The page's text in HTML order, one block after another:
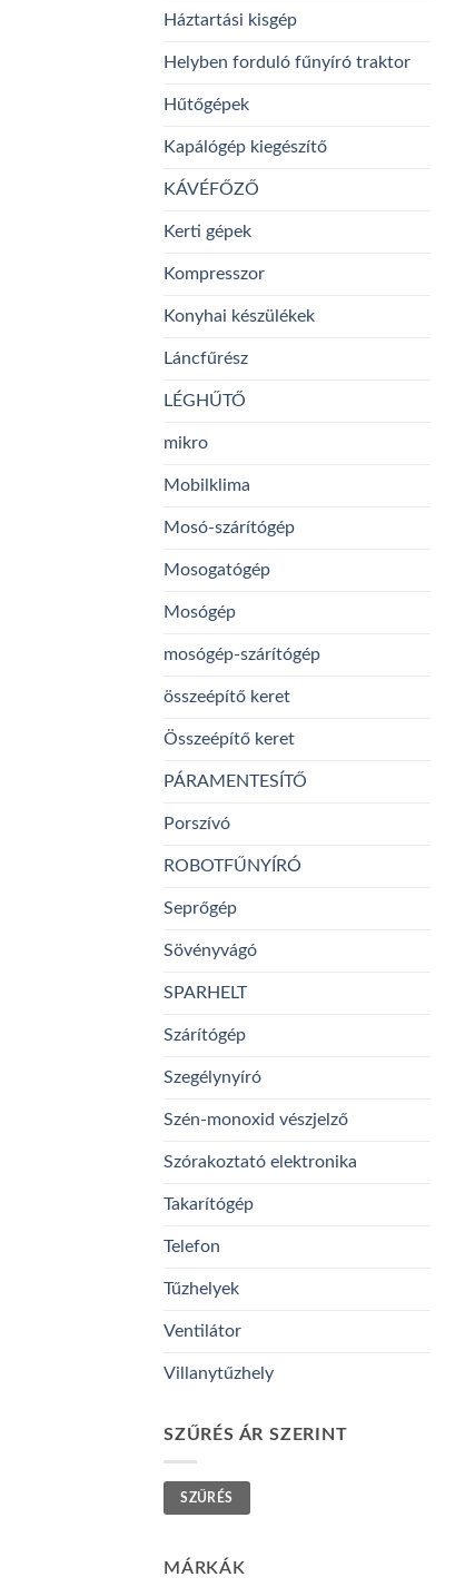
Háztartási kisgép
Helyben forduló fűnyíró traktor
Hűtőgépek
Kapálógép kiegészítő
KÁVÉFŐZŐ
Kerti gépek
Kompresszor
Konyhai készülékek
Láncfűrész
LÉGHŰTŐ
mikro
Mobilklima
Mosó-szárítógép
Mosogatógép
Mosógép
mosógép-szárítógép
összeépítő keret
Összeépítő keret
PÁRAMENTESÍTŐ
Porszívó
ROBOTFŰNYÍRÓ
Seprőgép
Sövényvágó
SPARHELT
Szárítógép
Szegélynyíró
Szén-monoxid vészjelző
Szórakoztató elektronika
Takarítógép
Telefon
Tűzhelyek
Ventilátor
Villanytűzhely
SZŰRÉS ÁR SZERINT
Min
Max
SZŰRÉS
MÁRKÁK